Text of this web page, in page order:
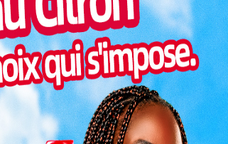
décidée à reprendre son souffle, son récit,
de Faure Gnassingbé